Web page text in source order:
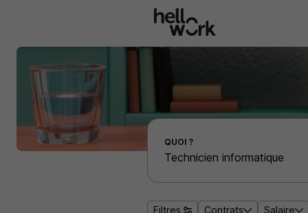
Effectuer une recherche d'emploi par localité
QUOI ?
Filtres Contrats Salaire